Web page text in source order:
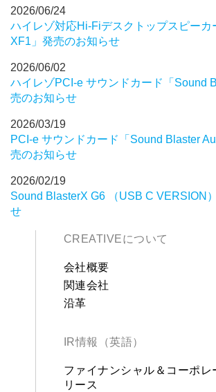
2026/06/24
ハイレゾ対応Hi-Fiデスクトップスピーカ
XF1」発売のお知らせ
2026/06/02
ハイレゾPCI-e サウンドカード「Sound
売のお知らせ
2026/03/19
PCI-e サウンドカード「Sound Blaster
売のお知らせ
2026/02/19
Sound BlasterX G6 （USB C VERSION
せ
CREATIVEについて
会社概要
関連会社
沿革
IR情報（英語）
ファイナンシャル＆コーポレ
リース